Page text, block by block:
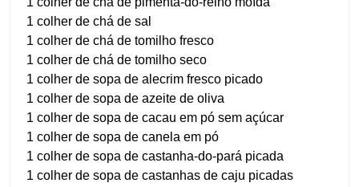
1 colher de chá de sal
1 colher de chá de tomilho fresco
1 colher de chá de tomilho seco
1 colher de sopa de alecrim fresco picado
1 colher de sopa de azeite de oliva
1 colher de sopa de cacau em pó sem açúcar
1 colher de sopa de canela em pó
1 colher de sopa de castanha-do-pará picada
1 colher de sopa de castanhas de caju picadas